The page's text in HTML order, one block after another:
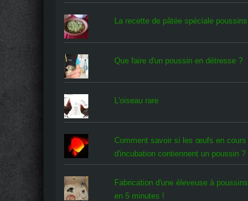
La recette de pâtée spéciale poussins
Que faire d'un poussin en détresse ?
L'oiseau rare
Comment savoir si les œufs en cours
d'incubation contiennent un poussin ?
Fabrication d'une éleveuse à poussins
en 5 minutes !